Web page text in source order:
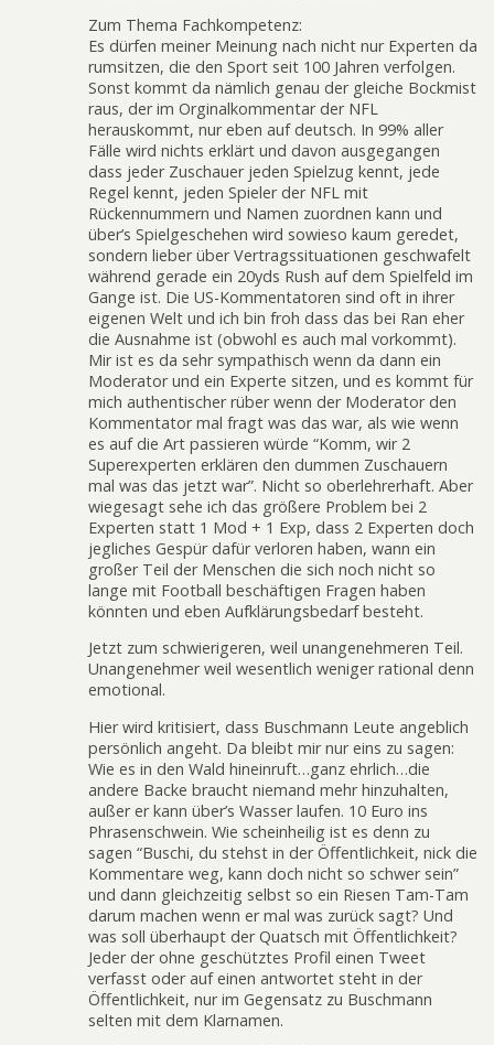
Zum Thema Fachkompetenz:
Es dürfen meiner Meinung nach nicht nur Experten da
rumsitzen, die den Sport seit 100 Jahren verfolgen.
Sonst kommt da nämlich genau der gleiche Bockmist
raus, der im Orginalkommentar der NFL
herauskommt, nur eben auf deutsch. In 99% aller
Fälle wird nichts erklärt und davon ausgegangen
dass jeder Zuschauer jeden Spielzug kennt, jede
Regel kennt, jeden Spieler der NFL mit
Rückennummern und Namen zuordnen kann und
über’s Spielgeschehen wird sowieso kaum geredet,
sondern lieber über Vertragssituationen geschwafelt
während gerade ein 20yds Rush auf dem Spielfeld im
Gange ist. Die US-Kommentatoren sind oft in ihrer
eigenen Welt und ich bin froh dass das bei Ran eher
die Ausnahme ist (obwohl es auch mal vorkommt).
Mir ist es da sehr sympathisch wenn da dann ein
Moderator und ein Experte sitzen, und es kommt für
mich authentischer rüber wenn der Moderator den
Kommentator mal fragt was das war, als wie wenn
es auf die Art passieren würde “Komm, wir 2
Superexperten erklären den dummen Zuschauern
mal was das jetzt war”. Nicht so oberlehrerhaft. Aber
wiegesagt sehe ich das größere Problem bei 2
Experten statt 1 Mod + 1 Exp, dass 2 Experten doch
jegliches Gespür dafür verloren haben, wann ein
großer Teil der Menschen die sich noch nicht so
lange mit Football beschäftigen Fragen haben
könnten und eben Aufklärungsbedarf besteht.
Jetzt zum schwierigeren, weil unangenehmeren Teil.
Unangenehmer weil wesentlich weniger rational denn
emotional.
Hier wird kritisiert, dass Buschmann Leute angeblich
persönlich angeht. Da bleibt mir nur eins zu sagen:
Wie es in den Wald hineinruft…ganz ehrlich…die
andere Backe braucht niemand mehr hinzuhalten,
außer er kann über’s Wasser laufen. 10 Euro ins
Phrasenschwein. Wie scheinheilig ist es denn zu
sagen “Buschi, du stehst in der Öffentlichkeit, nick die
Kommentare weg, kann doch nicht so schwer sein”
und dann gleichzeitig selbst so ein Riesen Tam-Tam
darum machen wenn er mal was zurück sagt? Und
was soll überhaupt der Quatsch mit Öffentlichkeit?
Jeder der ohne geschütztes Profil einen Tweet
verfasst oder auf einen antwortet steht in der
Öffentlichkeit, nur im Gegensatz zu Buschmann
selten mit dem Klarnamen.